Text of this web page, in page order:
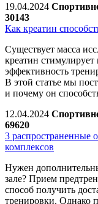
19.04.2024
30143
Как креатин
Существует масса
креатин
эффективность
В этой статье мы
и почему он
12.04.2024
69620
3 распространенные
комплексов
Нужен
зале? Прием
способ получить
тренировки. Однако